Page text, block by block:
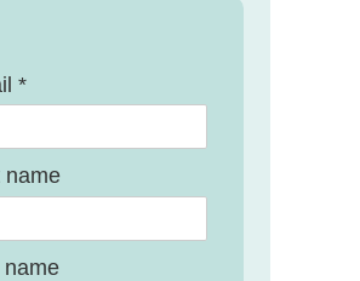
*
name
name